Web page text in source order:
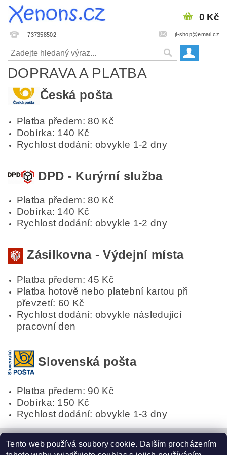
737358502 jl-shop@email.cz
0 Kč
DOPRAVA A PLATBA
Česká pošta
Platba předem: 80 Kč
Dobírka: 140 Kč
Rychlost dodání: obvykle 1-2 dny
DPD - Kurýrní služba
Platba předem: 80 Kč
Dobírka: 140 Kč
Rychlost dodání: obvykle 1-2 dny
Zásilkovna - Výdejní místa
Platba předem: 45 Kč
Platba hotově nebo platební kartou při
převzetí: 60 Kč
Rychlost dodání: obvykle následující
pracovní den
Slovenská pošta
Platba předem: 90 Kč
Dobírka: 150 Kč
Rychlost dodání: obvykle 1-3 dny
Obchodní podmínky | GDPR | Reklamační řád |
Tento web používá soubory cookie. Dalším procházením